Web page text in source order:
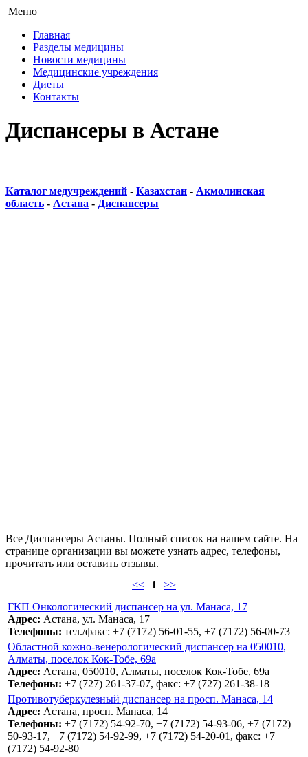
Меню
Главная
Разделы медицины
Новости медицины
Медицинские учреждения
Диеты
Контакты
Диспансеры в Астане
Каталог медучреждений - Казахстан - Акмолинская
область - Астана - Диспансеры
Все Диспансеры Астаны. Полный список на нашем сайте. На
странице организации вы можете узнать адрес, телефоны,
прочитать или оставить отзывы.
<<
1 >>
ГКП Онкологический диспансер на ул. Манаса, 17
Адрес: Астана, ул. Манаса, 17
Телефоны: тел./факс: +7 (7172) 56-01-55, +7 (7172) 56-00-73
Областной кожно-венерологический диспансер на 050010,
Алматы, поселок Кок-Тобе, 69а
Адрес: Астана, 050010, Алматы, поселок Кок-Тобе, 69а
Телефоны: +7 (727) 261-37-07, факс: +7 (727) 261-38-18
Противотуберкулезный диспансер на просп. Манаса, 14
Адрес: Астана, просп. Манаса, 14
Телефоны: +7 (7172) 54-92-70, +7 (7172) 54-93-06, +7 (7172)
50-93-17, +7 (7172) 54-92-99, +7 (7172) 54-20-01, факс: +7
(7172) 54-92-80